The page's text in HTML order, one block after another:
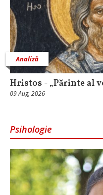
Analiză
Hristos - „Părinte al
09 Aug, 2026
Psihologie